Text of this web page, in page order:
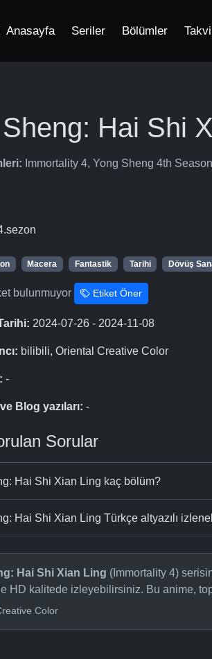
Anasayfa Seriler Bölümler
Hai Shi
Immortality 4, Yong Sheng 4th
Macera Fantastik Tarihi Dövüş
bulunmuyor Etiket Öner
2024-07-26 - 2024-11-08
bilibili, Oriental Creative Color
-
Blog yazıları: -
Sorular
Hai Shi Xian Ling kaç bölüm?
Hai Shi Xian Ling Türkçe altyazılı
Hai Shi Xian Ling (Immortality 4)
HD kalitede izleyebilirsiniz. Bu anime,
Color